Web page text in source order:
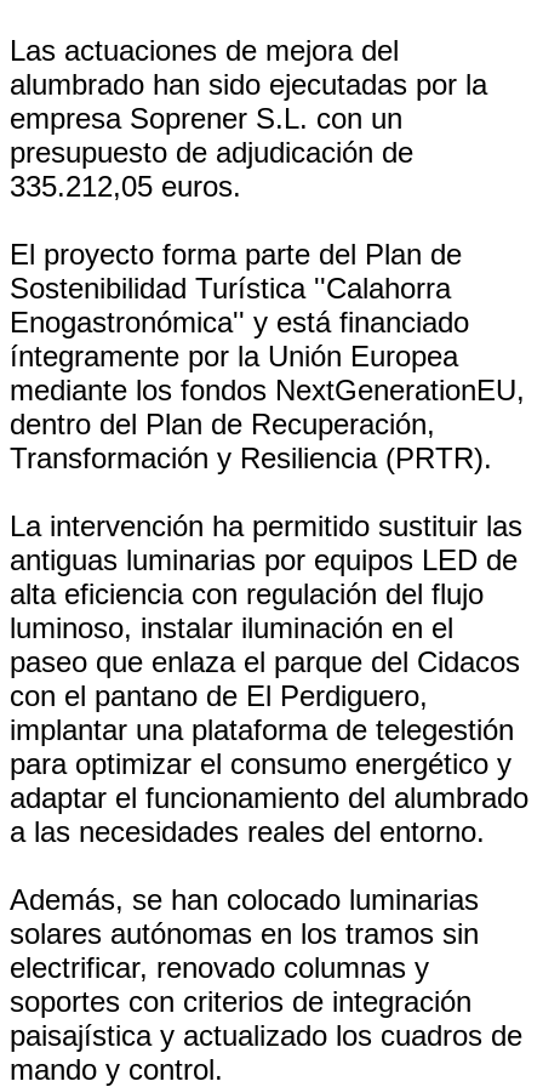
Las actuaciones de mejora del
alumbrado han sido ejecutadas por la
empresa Soprener S.L. con un
presupuesto de adjudicación de
335.212,05 euros.
El proyecto forma parte del Plan de
Sostenibilidad Turística ''Calahorra
Enogastronómica'' y está financiado
íntegramente por la Unión Europea
mediante los fondos NextGenerationEU,
dentro del Plan de Recuperación,
Transformación y Resiliencia (PRTR).
La intervención ha permitido sustituir las
antiguas luminarias por equipos LED de
alta eficiencia con regulación del flujo
luminoso, instalar iluminación en el
paseo que enlaza el parque del Cidacos
con el pantano de El Perdiguero,
implantar una plataforma de telegestión
para optimizar el consumo energético y
adaptar el funcionamiento del alumbrado
a las necesidades reales del entorno.
Además, se han colocado luminarias
solares autónomas en los tramos sin
electrificar, renovado columnas y
soportes con criterios de integración
paisajística y actualizado los cuadros de
mando y control.